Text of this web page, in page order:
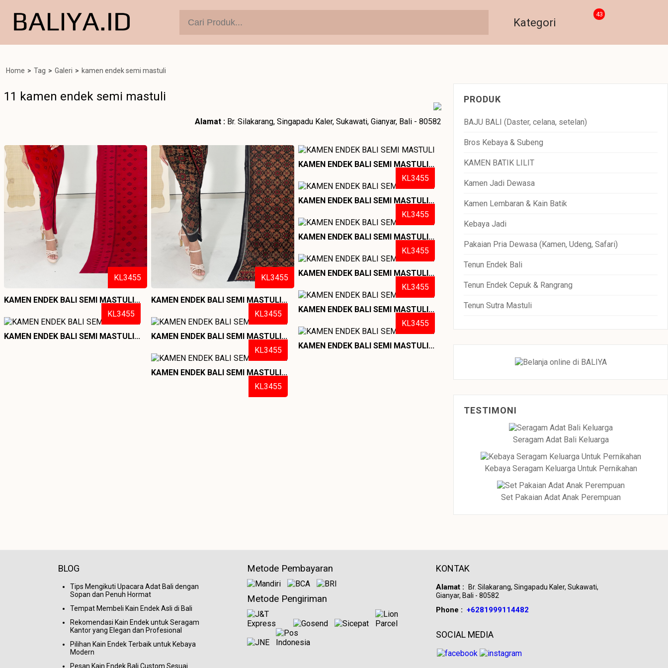
Kategori
43
Home > Tag > Galeri > kamen endek semi mastuli
11 kamen endek semi mastuli
Alamat : Br. Silakarang, Singapadu Kaler, Sukawati, Gianyar, Bali - 80582
KL3455
KAMEN ENDEK BALI SEMI MASTULI...
KL3455
KAMEN ENDEK BALI SEMI MASTULI...
KL3455
KAMEN ENDEK BALI SEMI MASTULI...
KL3455
KAMEN ENDEK BALI SEMI MASTULI...
KL3455
KAMEN ENDEK BALI SEMI MASTULI...
KL3455
KAMEN ENDEK BALI SEMI MASTULI...
KL3455
KAMEN ENDEK BALI SEMI MASTULI...
KL3455
KAMEN ENDEK BALI SEMI MASTULI...
KL3455
KAMEN ENDEK BALI SEMI MASTULI...
KL3455
KAMEN ENDEK BALI SEMI MASTULI...
KL3455
KAMEN ENDEK BALI SEMI MASTULI...
PRODUK
BAJU BALI (Daster, celana, setelan)
Bros Kebaya & Subeng
KAMEN BATIK LILIT
Kamen Jadi Dewasa
Kamen Lembaran & Kain Batik
Kebaya Jadi
Pakaian Pria Dewasa (Kamen, Udeng, Safari)
Tenun Endek Bali
Tenun Endek Cepuk & Rangrang
Tenun Sutra Mastuli
TESTIMONI
Seragam Adat Bali Keluarga
Kebaya Seragam Keluarga Untuk Pernikahan
Set Pakaian Adat Anak Perempuan
BLOG
Tips Mengikuti Upacara Adat Bali dengan
Sopan dan Penuh Hormat
Tempat Membeli Kain Endek Asli di Bali
Rekomendasi Kain Endek untuk Seragam
Kantor yang Elegan dan Profesional
Pilihan Kain Endek Terbaik untuk Kebaya
Modern
Pesan Kain Endek Bali Custom Sesuai
Metode Pembayaran
Metode Pengiriman
KONTAK
Alamat :
Br. Silakarang, Singapadu Kaler, Sukawati,
Gianyar, Bali - 80582
Phone : +6281999114482
SOCIAL MEDIA